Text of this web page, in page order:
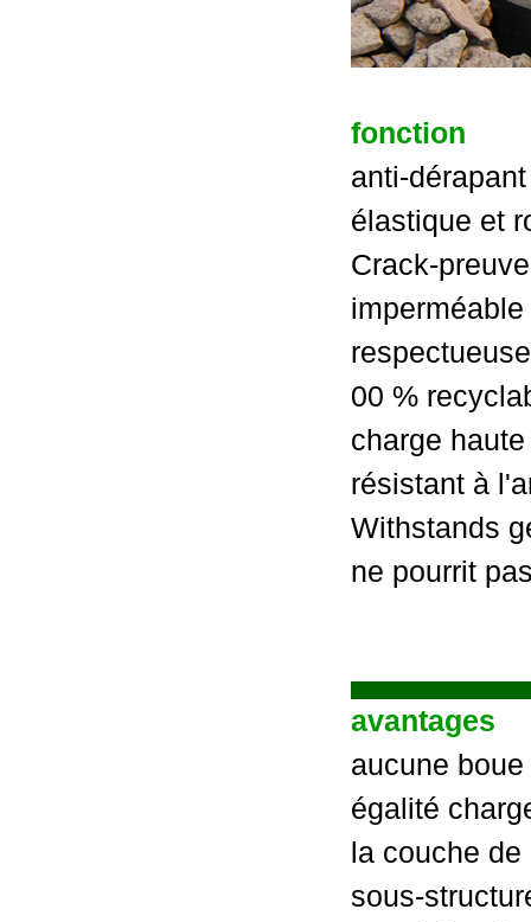
fonction
anti-dérapant
élastique et
Crack-preuve
imperméable
00 %
charge
résistant à
Withstands
ne pourrit
avantages
aucune boue
égalité
la couche
sous-